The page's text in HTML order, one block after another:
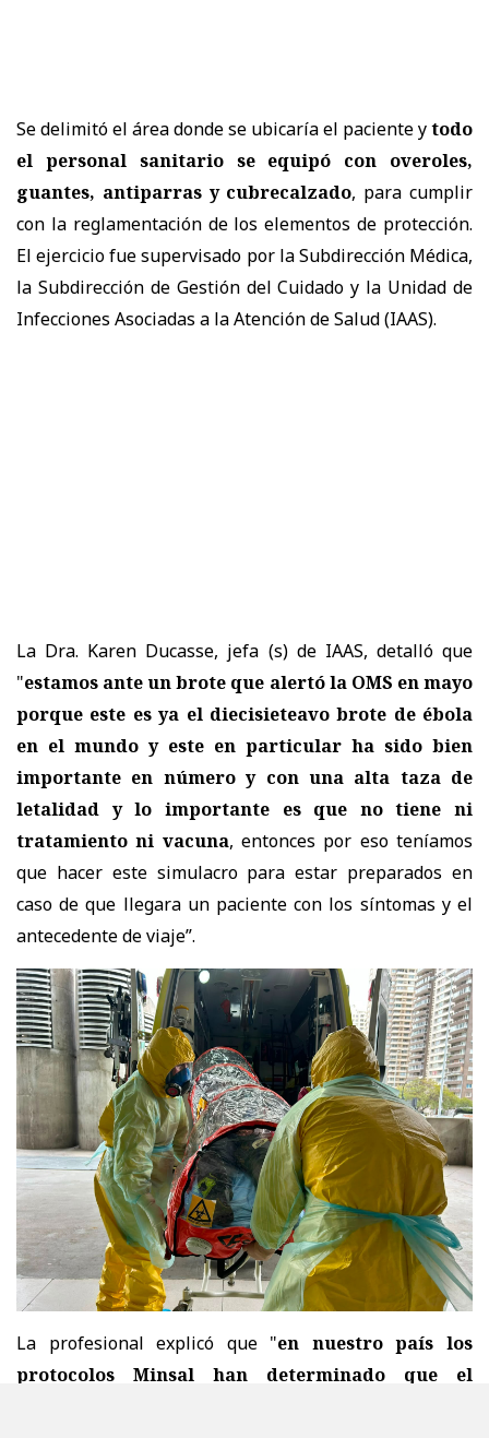
Se delimitó el área donde se ubicaría el paciente ytodo
el personal sanitario se equipó con overoles,
guantes, antiparras y cubrecalzado, para cumplir
con la reglamentación de los elementos de protección.
El ejercicio fue supervisado por la Subdirección Médica,
la Subdirección de Gestión del Cuidado y la Unidad de
Infecciones Asociadas a la Atención de Salud (IAAS).
La Dra. Karen Ducasse, jefa (s) de IAAS, detalló que
"estamos ante un brote que alertó la OMS en mayo
porque este es ya el diecisieteavo brote de ébola
en el mundo y este en particular ha sido bien
importante en número y con una alta taza de
letalidad y lo importante es que no tiene ni
tratamiento ni vacuna, entonces por eso teníamos
que hacer este simulacro para estar preparados en
caso de que llegara un paciente con los síntomas y el
antecedente de viaje”.
La profesional explicó que "en nuestro país los
protocolos Minsal han determinado que el